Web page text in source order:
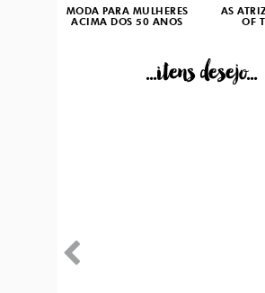
MODA PARA MULHERES
ACIMA DOS 50 ANOS
AS
OF
...itens desejo...